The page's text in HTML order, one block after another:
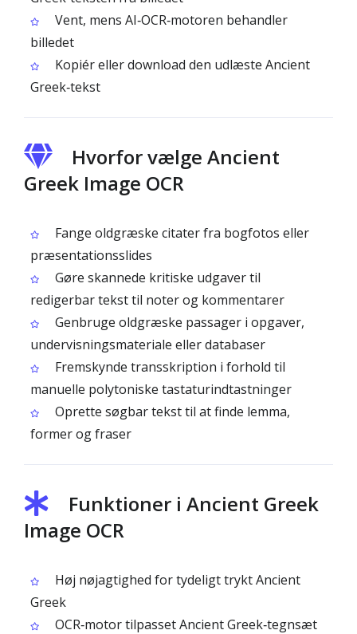
Vent, mens AI‑OCR‑motoren behandler
billedet
Kopiér eller download den udlæste Ancient
Greek‑tekst
Hvorfor vælge Ancient
Greek Image OCR
Fange oldgræske citater fra bogfotos eller
præsentationsslides
Gøre skannede kritiske udgaver til
redigerbar tekst til noter og kommentarer
Genbruge oldgræske passager i opgaver,
undervisningsmateriale eller databaser
Fremskynde transskription i forhold til
manuelle polytoniske tastaturindtastninger
Oprette søgbar tekst til at finde lemma,
former og fraser
Funktioner i Ancient Greek
Image OCR
Høj nøjagtighed for tydeligt trykt Ancient
Greek
OCR‑motor tilpasset Ancient Greek‑tegnsæt